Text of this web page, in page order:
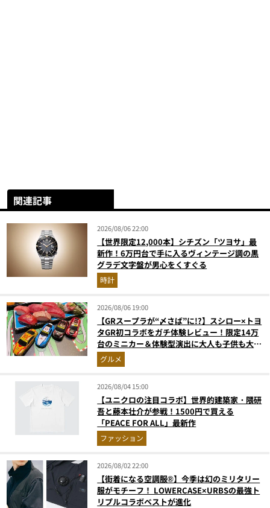
関連記事
2026/08/06 22:00
【世界限定12,000本】シチズン「ツヨサ」最
新作！6万円台で手に入るヴィンテージ調の黒
グラデ文字盤が男心をくすぐる
時計
2026/08/06 19:00
【GRスープラが“〆さば”に!?】スシロー×トヨ
タGR初コラボをガチ体験レビュー！限定14万
台のミニカー＆体験型演出に大人も子供も大興
奮間違いなし
グルメ
2026/08/04 15:00
【ユニクロの注目コラボ】世界的建築家・隈研
吾と藤本壮介が参戦！1500円で買える
「PEACE FOR ALL」最新作
ファッション
2026/08/02 22:00
【街着になる空調服®】今季は幻のミリタリー
服がモチーフ！ LOWERCASE×URBSの最強ト
リプルコラボベストが進化